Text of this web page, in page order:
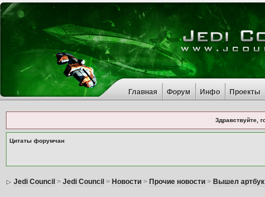
Главная Форум Инфо Проекты
Здравствуйте,
Цитаты форумчан
Jedi Council > Jedi Council > Новости> Прочие новости> Вышел